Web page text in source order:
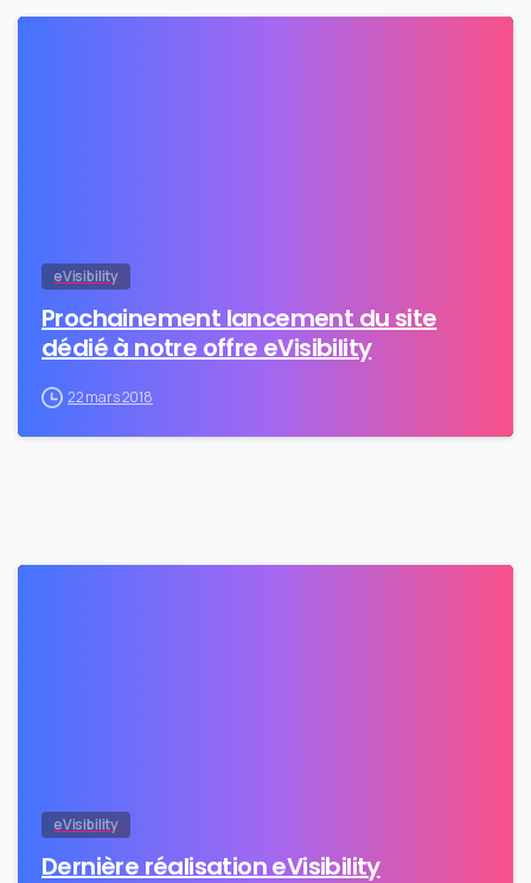
eVisibility
Prochainement lancement du site
dédié à notre offre eVisibility
22 mars 2018
eVisibility
Dernière réalisation eVisibility